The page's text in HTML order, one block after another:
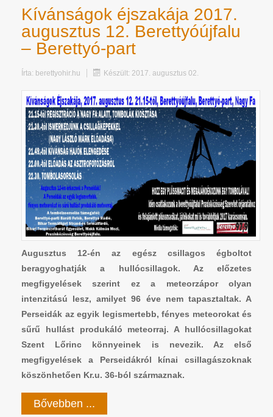
Kívánságok éjszakája 2017.
augusztus 12. Berettyóújfalu
– Berettyó-part
Írta: berettyohir.hu Készült: 2017. augusztus 02.
Augusztus 12-én az egész csillagos égboltot
beragyoghatják a hullócsillagok. Az előzetes
megfigyelések szerint ez a meteorzápor olyan
intenzitású lesz, amilyet 96 éve nem tapasztaltak. A
Perseidák az egyik legismertebb, fényes meteorokat és
sűrű hullást produkáló meteorraj. A hullócsillagokat
Szent Lőrinc könnyeinek is nevezik. Az első
megfigyelések a Perseidákról kínai csillagászoknak
köszönhetően Kr.u. 36-ból származnak.
Bővebben ...